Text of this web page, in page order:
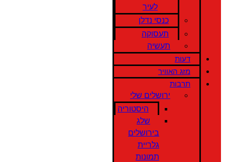
לעיר
כנסי נדלן
תעסוקה
תעשיה
דעות
מזג האוויר
תרבות
ירושלים שלי
היסטוריה
שלג
בירושלים
גלריית
תמונות